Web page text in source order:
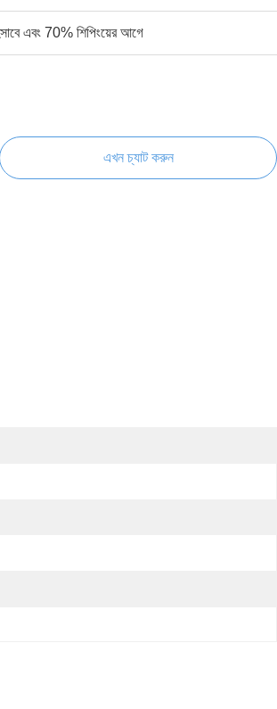
এবং 70% শিপিংয়ের আগে
এখন চ্যাট করুন